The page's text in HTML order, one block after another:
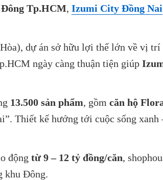
Đông Tp.HCM, Izumi City Đồng Nai
dự án sở hữu lợi thế lớn về vị
ngày càng thuận tiện giúp
13.500 sản phẩm, gồm căn hộ
Thiết kế hướng tới cuộc sống
động từ 9 – 12 tỷ đồng/căn,
khu Đông.